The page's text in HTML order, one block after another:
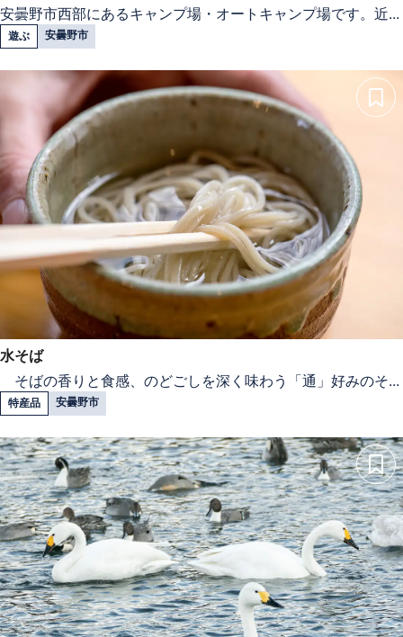
安曇野市西部にあるキャンプ場・オートキャンプ場です。近...
遊ぶ 安曇野市
水そば
そばの香りと食感、のどごしを深く味わう「通」好みのそ...
特産品 安曇野市